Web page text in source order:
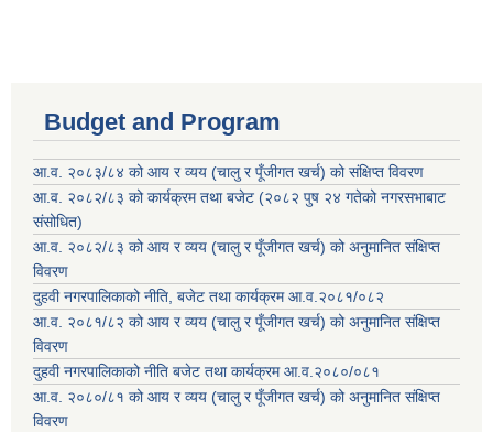
Budget and Program
आ.व. २०८३/८४ को आय र व्यय (चालु र पूँजीगत खर्च) को संक्षिप्त विवरण
आ.व. २०८२/८३ को कार्यक्रम तथा बजेट (२०८२ पुष २४ गतेको नगरसभाबाट
संसोधित)
आ.व. २०८२/८३ को आय र व्यय (चालु र पूँजीगत खर्च) को अनुमानित संक्षिप्त
विवरण
दुहवी नगरपालिकाको नीति, बजेट तथा कार्यक्रम आ.व.२०८१/०८२
आ.व. २०८१/८२ को आय र व्यय (चालु र पूँजीगत खर्च) को अनुमानित संक्षिप्त
विवरण
दुहवी नगरपालिकाको नीति बजेट तथा कार्यक्रम आ.व.२०८०/०८१
आ.व. २०८०/८१ को आय र व्यय (चालु र पूँजीगत खर्च) को अनुमानित संक्षिप्त
विवरण